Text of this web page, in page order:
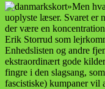
»Men
uoplyste læser. Svaret er
der være en
Erik Storrud som
Enhedslisten og andre
ekstraordinært gode
fingre i den slagsang,
fascistiske) kumpaner vil